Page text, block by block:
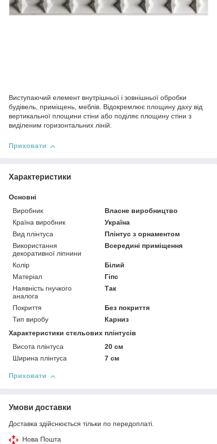
Виступаючий елемент внутрішньої і зовнішньої обробки
будівель, приміщень, меблів. Відокремлює площину даху від
вертикальної площини стіни або поділяє площину стіни з
виділеним горизонтальних ліній.
Приховати
Характеристики
Основні
Виробник
Власне виробництво
Країна виробник
Україна
Вид плінтуса
Плінтус з орнаментом
Використання
декоративної ліпнини
Всередині приміщення
Колір
Білий
Матеріал
Гіпс
Наявність гнучкого
аналога
Так
Покриття
Без покриття
Тип виробу
Карниз
Характеристики стельових плінтусів
Висота плінтуса
20 см
Ширина плінтуса
7 см
Приховати
Умови доставки
Доставка здійснюється тільки по передоплаті.
Нова Пошта